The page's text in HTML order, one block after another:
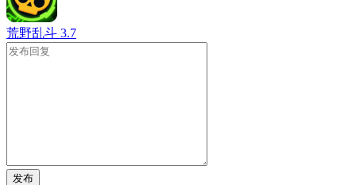
荒野乱斗 3.7
发布